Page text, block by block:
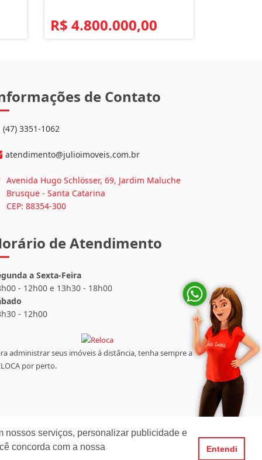
nossos serviços, personalizar publicidade e
concorda com a nossa
Entendi
R$ 4.800.000,00
de Contato
(47) 3351-1062
atendimento@julioimoveis.com.br
Avenida Hugo Schlösser, 69, Jardim Maluche
Brusque - Santa Catarina
CEP: 88354-300
de Atendimento
a Sexta-Feira
- 12h00 e 13h30 - 18h00
- 12h00
administrar seus imóveis á distância, tenha sempre a
por perto.